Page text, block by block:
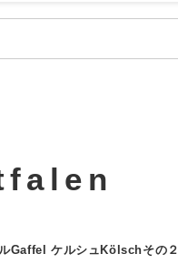
Gaffel ケルシュKölschその２